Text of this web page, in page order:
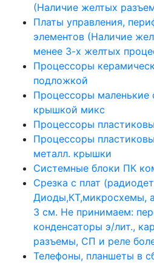
(Наличие желтых
Платы управления,
элементов (Наличие
менее 3-х желтых
Процессоры
подложкой
Процессоры маленькие
крышкой микс
Процессоры
Процессоры
металл. крышки
Системные блоки ПК
Срезка с плат
Диоды,КТ,микросхемы,
3 см. Не принимаем:
конденсаторы э/лит.,
разъемы, СП и реле
Телефоны, планшеты в